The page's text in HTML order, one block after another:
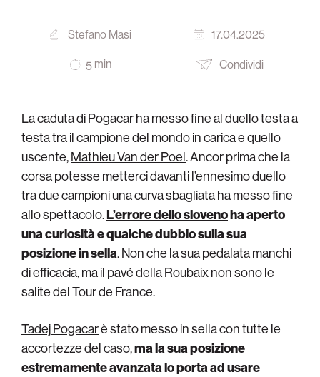
Stefano Masi 17.04.2025
5 min Condividi
La caduta di Pogacar ha messo fine al duello testa a
testa tra il campione del mondo in carica e quello
uscente,Mathieu Van der Poel. Ancor prima che la
corsa potesse metterci davanti l’ennesimo duello
tra due campioni una curva sbagliata ha messo fine
allo spettacolo.L’errore dello slovenoha aperto
una curiosità e qualche dubbio sulla sua
posizione in sella. Non che la sua pedalata manchi
di efficacia, ma il pavé della Roubaix non sono le
salite del Tour de France.
Tadej Pogacarè stato messo in sella con tutte le
accortezze del caso,ma la sua posizione
estremamente avanzata lo porta ad usare